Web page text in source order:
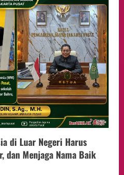
di Luar Negeri Harus
dan Menjaga Nama Baik